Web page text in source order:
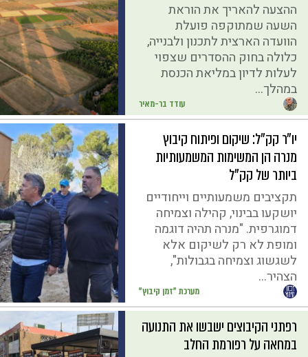
עודד בר-מאיר
ההצעה להאריך את הוראת
השעה שמתוקפה פועלת
הוועדה הארצית לתכנון ולבנייה,
כלולה בחוק ההסדרים שצפוי
לעלות לדיון במליאת הכנסת
במהלך...
מערכת "זמן קיבוץ"
יו״ר קק״ל: שיקום ופיתוח קיבוץ
מנרה הן המשימות המשמעותיות
ביותר של קק"ל
תקציבים משמעותיים וייחודיים
יושקעו בבינוי, קהילה וצמיחה
דמוגרפית. "מנרה תהיה דוגמה
ומופת לא רק לשיקום אלא
לשגשוג וצמיחה בגבולות",
הצהיר...
רפתני הקיבוצים ישבשו את התנועה
במחאה על רפורמת החלב